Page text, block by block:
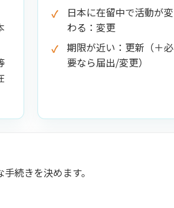
日本に在留中で活動が変
わる：変更
期限が近い：更新（＋必
要なら届出/変更）
続きを決めます。